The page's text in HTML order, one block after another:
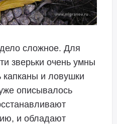
сложное. Для
зверьки очень умны
капканы и ловушки
описывалось
и обладают